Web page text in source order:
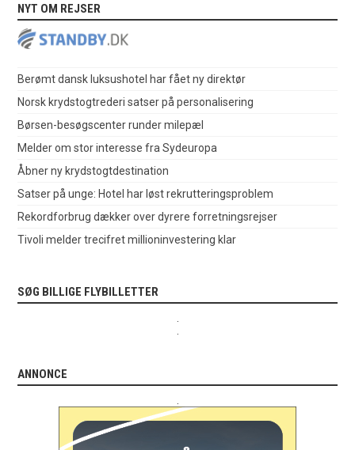
NYT OM REJSER
Berømt dansk luksushotel har fået ny direktør
Norsk krydstogtrederi satser på personalisering
Børsen-besøgscenter runder milepæl
Melder om stor interesse fra Sydeuropa
Åbner ny krydstogtdestination
Satser på unge: Hotel har løst rekrutteringsproblem
Rekordforbrug dækker over dyrere forretningsrejser
Tivoli melder trecifret millioninvestering klar
SØG BILLIGE FLYBILLETTER
ANNONCE